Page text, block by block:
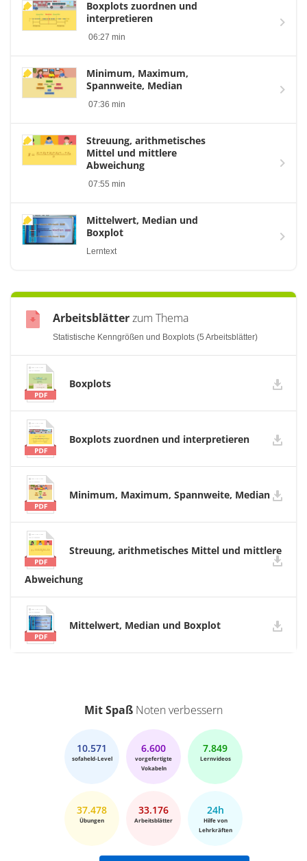
Boxplots zuordnen und
interpretieren
06:27 min
Minimum, Maximum,
Spannweite, Median
07:36 min
Streuung, arithmetisches
Mittel und mittlere
Abweichung
07:55 min
Mittelwert, Median und
Boxplot
Lerntext
Arbeitsblätterzum Thema
Statistische Kenngrößen und Boxplots (5 Arbeitsblätter)
Boxplots
Boxplots zuordnen und interpretieren
Minimum, Maximum, Spannweite, Median
Streuung, arithmetisches Mittel und mittlere
Abweichung
Mittelwert, Median und Boxplot
Mit Spaß Noten verbessern
10.571
sofaheld-Level
6.600
vorgefertigte
Vokabeln
7.849
Lernvideos
37.478
Übungen
33.176
Arbeitsblätter
24h
Hilfe von
Lehrkräften